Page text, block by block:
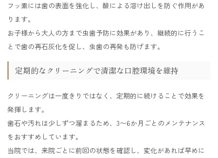
フッ素には歯の表面を強化し、酸による溶け出しを防ぐ作用があ
ります。
お子様から大人の方まで虫歯予防に効果があり、継続的に行うこ
とで歯の再石灰化を促し、虫歯の再発も防げます。
定期的なクリーニングで清潔な口腔環境を維持
クリーニングは一度きりではなく、定期的に続けることで効果を
発揮します。
歯石や汚れは少しずつ溜まるため、3〜6か月ごとのメンテナンス
をおすすめしています。
当院では、来院ごとに前回の状態を確認し、変化があれば早めに